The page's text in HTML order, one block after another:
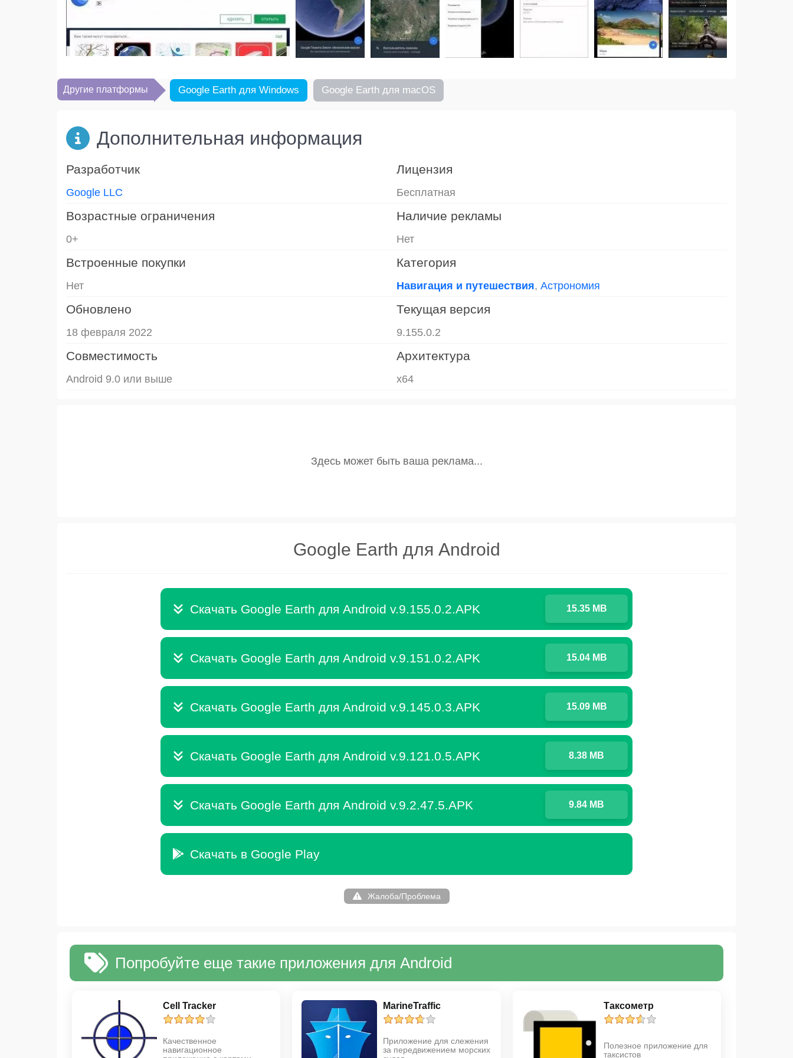
Другие платформы Google Earth для Windows Google Earth для macOS
Дополнительная информация
Разработчик
Google LLC
Лицензия
Бесплатная
Возрастные ограничения
0+
Наличие рекламы
Нет
Встроенные покупки
Нет
Категория
Навигация и путешествия, Астрономия
Обновлено
18 февраля 2022
Текущая версия
9.155.0.2
Совместимость
Android 9.0 или выше
Архитектура
x64
Google Earth для Android
Скачать Google Earth для Android v.9.155.0.2.APK 15.35 MB
Скачать Google Earth для Android v.9.151.0.2.APK 15.04 MB
Скачать Google Earth для Android v.9.145.0.3.APK 15.09 MB
Скачать Google Earth для Android v.9.121.0.5.APK 8.38 MB
Скачать Google Earth для Android v.9.2.47.5.APK 9.84 MB
Скачать в Google Play
Жалоба/Проблема
Попробуйте еще такие приложения для Android
Cell Tracker
Качественное
навигационное
MarineTraffic
Приложение для слежения
за передвижением морских
Таксометр
Полезное приложение для
таксистов